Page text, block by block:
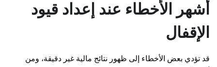
أشهر الأخطاء عند إعداد قيود
الإقفال
قد تؤدي بعض الأخطاء إلى ظهور نتائج مالية غير دقيقة، ومن